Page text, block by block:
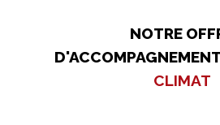
NOTRE
D'ACCOMPAGNEMENT
CLIMAT